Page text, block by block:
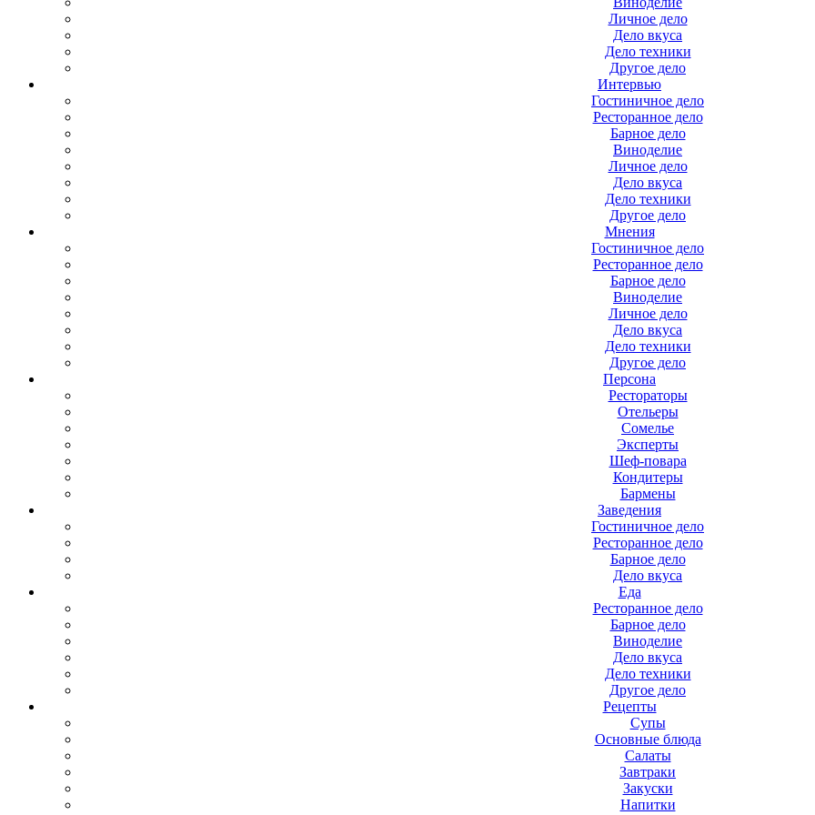
Личное дело
Дело вкуса
Дело техники
Другое дело
Интервью
Гостиничное дело
Ресторанное дело
Барное дело
Виноделие
Личное дело
Дело вкуса
Дело техники
Другое дело
Мнения
Гостиничное дело
Ресторанное дело
Барное дело
Виноделие
Личное дело
Дело вкуса
Дело техники
Другое дело
Персона
Рестораторы
Отельеры
Сомелье
Эксперты
Шеф-повара
Кондитеры
Бармены
Заведения
Гостиничное дело
Ресторанное дело
Барное дело
Дело вкуса
Еда
Ресторанное дело
Барное дело
Виноделие
Дело вкуса
Дело техники
Другое дело
Рецепты
Супы
Основные блюда
Салаты
Завтраки
Закуски
Напитки